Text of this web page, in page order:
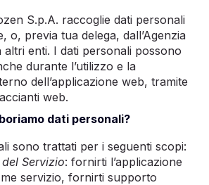
S.p.A. raccoglie dati personali
o, previa tua delega, dall’Agenzia
altri enti. I dati personali possono
durante l’utilizzo e la
dell’applicazione web, tramite
web.
dati personali?
sono trattati per i seguenti scopi:
Servizio: fornirti l’applicazione
servizio, fornirti supporto